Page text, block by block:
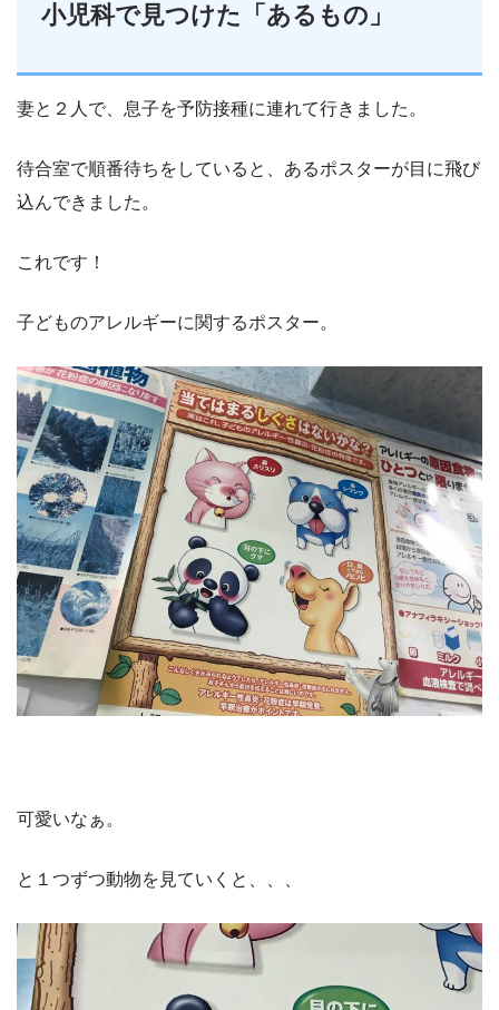
小児科で見つけた「あるもの」
妻と２人で、息子を予防接種に連れて行きました。
待合室で順番待ちをしていると、あるポスターが目に飛び
込んできました。
これです！
子どものアレルギーに関するポスター。
可愛いなぁ。
と１つずつ動物を見ていくと、、、